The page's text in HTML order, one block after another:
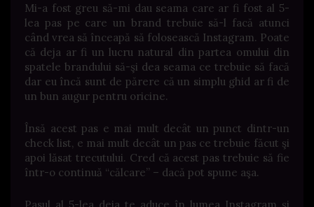
Mi-a fost greu să-mi dau seama care ar fi fost al 5-
lea pas pe care un brand trebuie să-l facă atunci
când vrea să înceapă să folosească Instagram. Poate
că deja ar fi un lucru natural din partea omului din
spatele brandului să-şi dea seama ce trebuie să facă
dar eu încă sunt de părere că un simplu ghid ar fi de
un bun augur pentru oricine.
Însă acest pas e mai mult decât un punct dintr-un
check list, e mai mult decât un pas ce trebuie făcut şi
apoi lăsat trecutului. Cred că acest pas trebuie să fie
într-o continuă “călcare” – dacă pot spune aşa.
Pasul al 5-lea deja te aduce în lumea Instagram şi